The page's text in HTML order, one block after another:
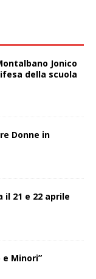
Jonico
della scuola
Donne in
il 21 e 22 aprile
e Minori”